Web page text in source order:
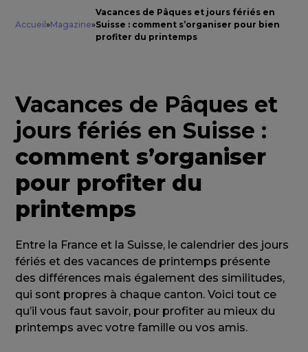
Accueil»Magazine»
Vacances de Pâques et jours fériés en
Suisse : comment s’organiser pour bien
profiter du printemps
Vacances de Pâques et
jours fériés en Suisse :
comment s’organiser
pour profiter du
printemps
Entre la France et la Suisse, le calendrier des jours
fériés et des vacances de printemps présente
des différences mais également des similitudes,
qui sont propres à chaque canton. Voici tout ce
qu’il vous faut savoir, pour profiter au mieux du
printemps avec votre famille ou vos amis.